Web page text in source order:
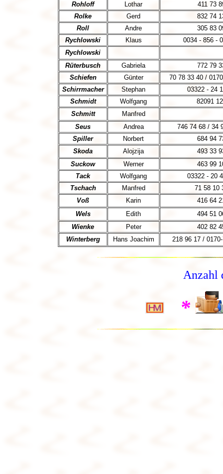
Rohloff
Lothar
411 73
Rolke
Gerd
832 74
Roll
Andre
305 83
Rychlowski
Klaus
0034 - 856 -
Rychlowski
Rüterbusch
Gabriela
772 79
Schiefen
Günter
70 78 33 40 /
Schirrmacher
Stephan
03322 - 24
Schmidt
Wolfgang
82091
Schmitt
Manfred
Seus
Andrea
746 74 68 / 34
Spiller
Norbert
684 94
Skoda
Alojzija
493 33
Suckow
Werner
463 99
Tack
Wolfgang
03322 - 20
Tschach
Manfred
71 58 10
Voß
Karin
416 64
Wels
Edith
494 51
Wienke
Peter
402 82
Winterberg
Hans Joachim 218 96 17 /
*